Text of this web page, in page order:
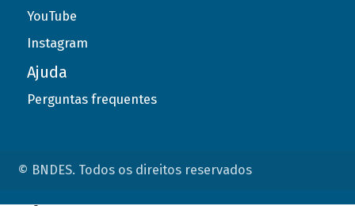
YouTube
Instagram
Ajuda
Perguntas frequentes
© BNDES. Todos os direitos reservados